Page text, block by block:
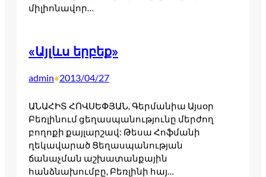
միլիոնավոր…
«Այլևս երբեք»
admin•2013/04/27
ԱՆԱՀԻՏ ՀՈՎՍԵՓՅԱՆ, Գերմանիա Այսօր
Բեռլինում ցեղասպանությունը մերժող
բողոքի քայլարշավ: Թեսա Հոֆմանի
ղեկավարած Ցեղասպանության
ճանաչման աշխատանքային
հանձնախումբը, Բեռլինի հայ…